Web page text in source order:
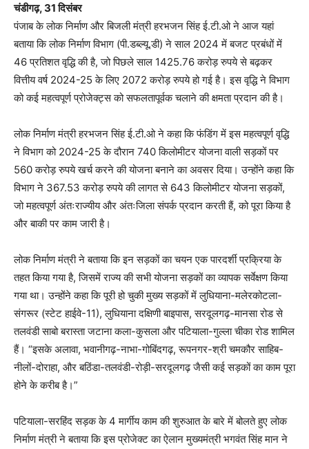
चंडीगढ़, 31 दिसंबर
पंजाब के लोक निर्माण और बिजली मंत्री हरभजन सिंह ई.टी.ओ ने आज यहां
बताया कि लोक निर्माण विभाग (पी.डब्ल्यू.डी) ने साल 2024 में बजट प्रबंधों में
46 प्रतिशत वृद्धि की है, जो पिछले साल 1425.76 करोड़ रुपये से बढ़कर
वित्तीय वर्ष 2024-25 के लिए 2072 करोड़ रुपये हो गई है। इस वृद्धि ने विभाग
को कई महत्वपूर्ण प्रोजेक्ट्स को सफलतापूर्वक चलाने की क्षमता प्रदान की है।
लोक निर्माण मंत्री हरभजन सिंह ई.टी.ओ ने कहा कि फंडिंग में इस महत्वपूर्ण वृद्धि
ने विभाग को 2024-25 के दौरान 740 किलोमीटर योजना वाली सड़कों पर
560 करोड़ रुपये खर्च करने की योजना बनाने का अवसर दिया। उन्होंने कहा कि
विभाग ने 367.53 करोड़ रुपये की लागत से 643 किलोमीटर योजना सड़कों,
जो महत्वपूर्ण अंतःराज्यीय और अंतःजिला संपर्क प्रदान करती हैं, को पूरा किया है
और बाकी पर काम जारी है।
लोक निर्माण मंत्री ने बताया कि इन सड़कों का चयन एक पारदर्शी प्रक्रिया के
तहत किया गया है, जिसमें राज्य की सभी योजना सड़कों का व्यापक सर्वेक्षण किया
गया था। उन्होंने कहा कि पूरी हो चुकी मुख्य सड़कों में लुधियाना-मलेरकोटला-
संगरूर (स्टेट हाईवे-11), लुधियाना दक्षिणी बाइपास, सरदूलगढ़-मानसा रोड से
तलवंडी साबो बरास्ता जटाना कला-कुसला और पटियाला-गुल्ला चीका रोड शामिल
हैं। “इसके अलावा, भवानीगढ़-नाभा-गोबिंदगढ़, रूपनगर-श्री चमकौर साहिब-
नीलों-दोराहा, और बठिंडा-तलवंडी-रोड़ी-सरदूलगढ़ जैसी कई सड़कों का काम पूरा
होने के करीब है।”
पटियाला-सरहिंद सड़क के 4 मार्गीय काम की शुरुआत के बारे में बोलते हुए लोक
निर्माण मंत्री ने बताया कि इस प्रोजेक्ट का ऐलान मुख्यमंत्री भगवंत सिंह मान ने